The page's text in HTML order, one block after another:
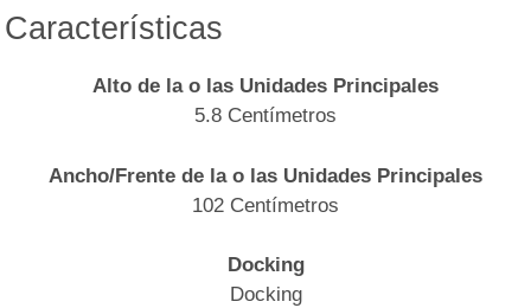
Características
Alto de la o las Unidades Principales
5.8 Centímetros
Ancho/Frente de la o las Unidades Principales
102 Centímetros
Docking
Docking